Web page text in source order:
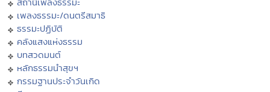
เพลงธรรมะ/ดนตรีสมาธิ
ธรรมะปฏิบัติ
คลังแสงแห่งธรรม
บทสวดมนต์
หลักธรรมนำสุขฯ
กรรมฐานประจำวันเกิด